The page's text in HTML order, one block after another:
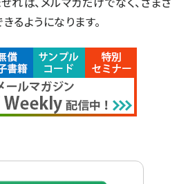
るようになります。